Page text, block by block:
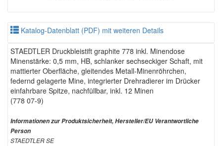
Katalog-Datenblatt (PDF) mit weiteren Details
STAEDTLER Druckbleistift graphite 778 inkl. Minendose
Minenstärke: 0,5 mm, HB, schlanker sechseckiger Schaft, mit
mattierter Oberfläche, gleitendes Metall-Minenröhrchen,
federnd gelagerte Mine, integrierter Drehradierer im Drücker
einfahrbare Spitze, nachfüllbar, inkl. 12 Minen
(778 07-9)
Informationen zur Produktsicherheit, Hersteller/EU Verantwortliche
Person
STAEDTLER SE